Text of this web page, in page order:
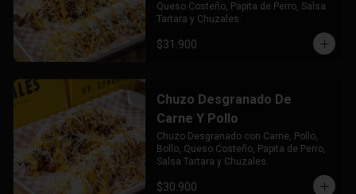
Queso Costeño, Papita de Perro, Salsa
Tartara y Chuzales.
$31.900
Chuzo Desgranado De
Carne Y Pollo
Chuzo Desgranado con Carne, Pollo,
Bollo, Queso Costeño, Papita de Perro,
Salsa Tartara y Chuzales.
$30.900